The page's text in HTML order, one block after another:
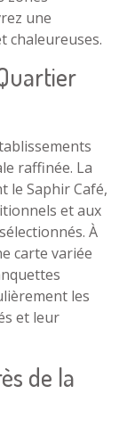
une
chaleureuses.
raffinée. La
le Saphir Café,
et aux
À
carte variée
les
et leur
de la